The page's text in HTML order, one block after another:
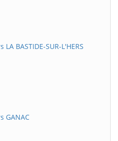
BASTIDE-SUR-L'HERS
GANAC